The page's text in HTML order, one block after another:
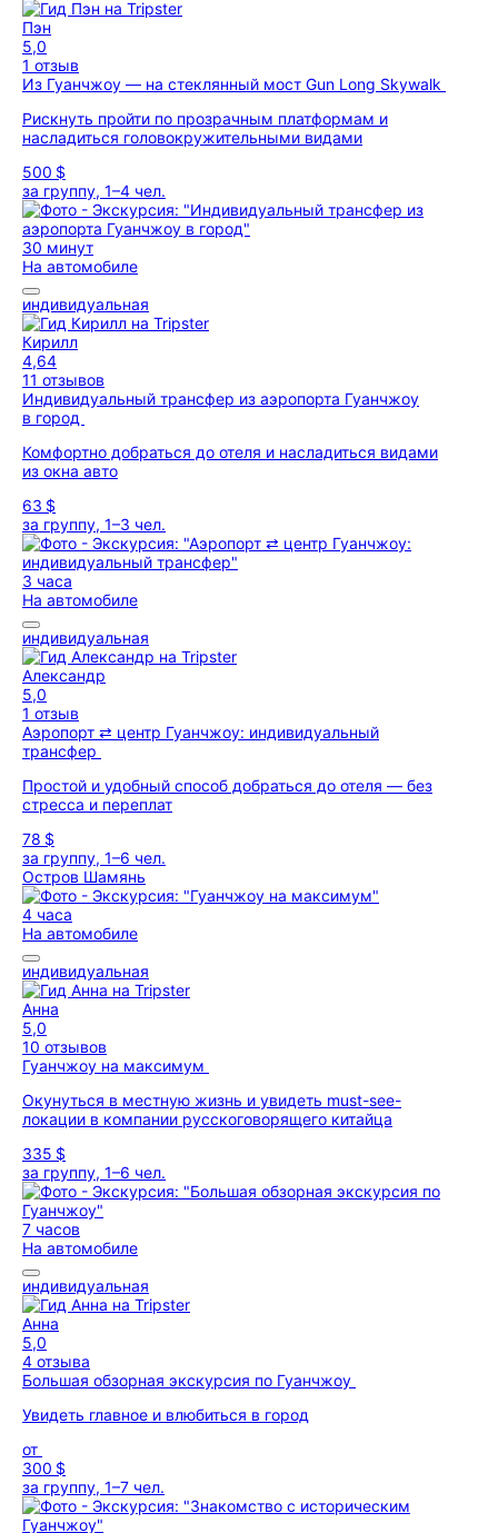
Пэн
5,0
1 отзыв
Из Гуанчжоу — на стеклянный мост Gun Long Skywalk
Рискнуть пройти по прозрачным платформам и
насладиться головокружительными видами
500 $
за группу, 1–4 чел.
30 минут
На автомобиле
индивидуальная
Кирилл
4,64
11 отзывов
Индивидуальный трансфер из аэропорта Гуанчжоу
в город
Комфортно добраться до отеля и насладиться видами
из окна авто
63 $
за группу, 1–3 чел.
3 часа
На автомобиле
индивидуальная
Александр
5,0
1 отзыв
Аэропорт ⇄ центр Гуанчжоу: индивидуальный
трансфер
Простой и удобный способ добраться до отеля — без
стресса и переплат
78 $
за группу, 1–6 чел.
Остров Шамянь
4 часа
На автомобиле
индивидуальная
Анна
5,0
10 отзывов
Гуанчжоу на максимум
Окунуться в местную жизнь и увидеть must-see-
локации в компании русскоговорящего китайца
335 $
за группу, 1–6 чел.
7 часов
На автомобиле
индивидуальная
Анна
5,0
4 отзыва
Большая обзорная экскурсия по Гуанчжоу
Увидеть главное и влюбиться в город
от
300 $
за группу, 1–7 чел.